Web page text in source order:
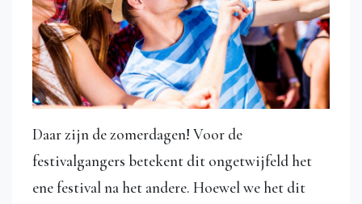
Daar zijn de zomerdagen! Voor de
festivalgangers betekent dit ongetwijfeld het
ene festival na het andere. Hoewel we het dit